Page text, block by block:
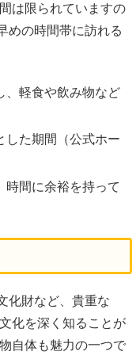
は限られていますの
めの時間帯に訪れる
、軽食や飲み物など
した期間（公式ホー
時間に余裕を持って
化財など、貴重な
化を深く知ることが
自体も魅力の一つで